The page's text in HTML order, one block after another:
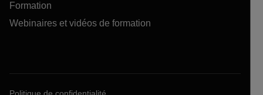
Formation
Webinaires et vidéos de formation